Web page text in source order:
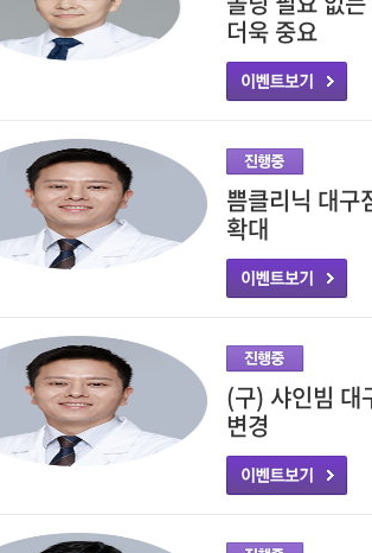
더욱 중요
쁨클리닉 대구
확대
(구) 샤인빔 대
변경